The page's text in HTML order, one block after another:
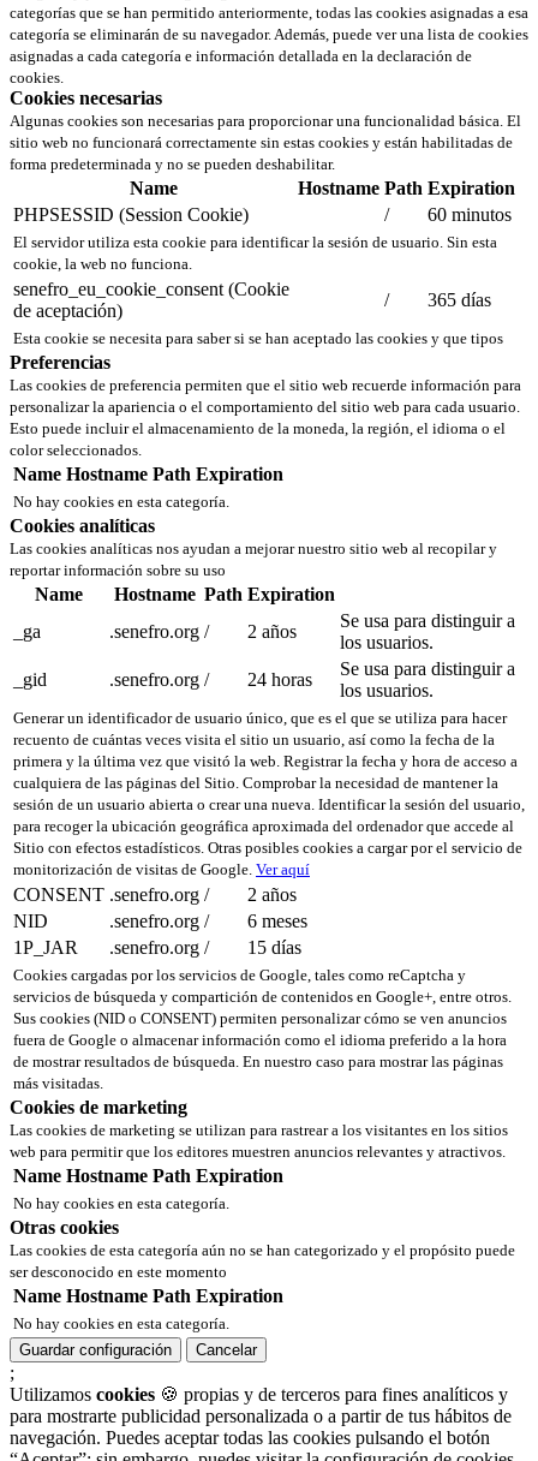
categorías que se han permitido anteriormente, todas las cookies asignadas a esa
categoría se eliminarán de su navegador. Además, puede ver una lista de cookies
asignadas a cada categoría e información detallada en la declaración de
cookies.
Cookies necesarias
Algunas cookies son necesarias para proporcionar una funcionalidad básica. El
sitio web no funcionará correctamente sin estas cookies y están habilitadas de
forma predeterminada y no se pueden deshabilitar.
Name Hostname Path Expiration
PHPSESSID (Session Cookie)
/ 60 minutos
El servidor utiliza esta cookie para identificar la sesión de usuario. Sin esta
cookie, la web no funciona.
senefro_eu_cookie_consent (Cookie
de aceptación)
/ 365 días
Esta cookie se necesita para saber si se han aceptado las cookies y que tipos
Preferencias
Las cookies de preferencia permiten que el sitio web recuerde información para
personalizar la apariencia o el comportamiento del sitio web para cada usuario.
Esto puede incluir el almacenamiento de la moneda, la región, el idioma o el
color seleccionados.
Name Hostname Path Expiration
No hay cookies en esta categoría.
Cookies analíticas
Las cookies analíticas nos ayudan a mejorar nuestro sitio web al recopilar y
reportar información sobre su uso
Name Hostname Path Expiration
_ga
.senefro.org / 2 años
Se usa para distinguir a
los usuarios.
_gid
.senefro.org / 24 horas
Se usa para distinguir a
los usuarios.
Generar un identificador de usuario único, que es el que se utiliza para hacer
recuento de cuántas veces visita el sitio un usuario, así como la fecha de la
primera y la última vez que visitó la web. Registrar la fecha y hora de acceso a
cualquiera de las páginas del Sitio. Comprobar la necesidad de mantener la
sesión de un usuario abierta o crear una nueva. Identificar la sesión del usuario,
para recoger la ubicación geográfica aproximada del ordenador que accede al
Sitio con efectos estadísticos. Otras posibles cookies a cargar por el servicio de
monitorización de visitas de Google. Ver aquí
CONSENT .senefro.org /
2 años
NID
.senefro.org /
6 meses
1P_JAR
.senefro.org / 15 días
Cookies cargadas por los servicios de Google, tales como reCaptcha y
servicios de búsqueda y compartición de contenidos en Google+, entre otros.
Sus cookies (NID o CONSENT) permiten personalizar cómo se ven anuncios
fuera de Google o almacenar información como el idioma preferido a la hora
de mostrar resultados de búsqueda. En nuestro caso para mostrar las páginas
más visitadas.
Cookies de marketing
Las cookies de marketing se utilizan para rastrear a los visitantes en los sitios
web para permitir que los editores muestren anuncios relevantes y atractivos.
Name Hostname Path Expiration
No hay cookies en esta categoría.
Otras cookies
Las cookies de esta categoría aún no se han categorizado y el propósito puede
ser desconocido en este momento
Name Hostname Path Expiration
No hay cookies en esta categoría.
Guardar configuración
Cancelar
;
Utilizamos cookies 🍪 propias y de terceros para fines analíticos y
para mostrarte publicidad personalizada o a partir de tus hábitos de
navegación. Puedes aceptar todas las cookies pulsando el botón